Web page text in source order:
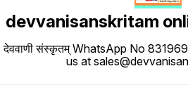
devvanisanskritam
देववाणी संस्कृतम् WhatsApp No
us at